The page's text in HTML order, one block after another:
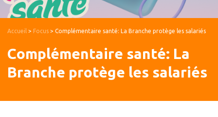
Accueil > Focus > Complémentaire santé: La Branche protège les salariés
Complémentaire santé: La
Branche protège les salariés